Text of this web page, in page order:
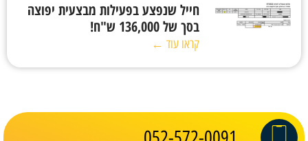
חייל שנפצע בפעילות מבצעית יפוצה
בסך של 136,000 ש"ח!
קראו עוד ←